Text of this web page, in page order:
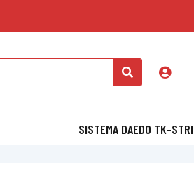
SISTEMA DAEDO TK-